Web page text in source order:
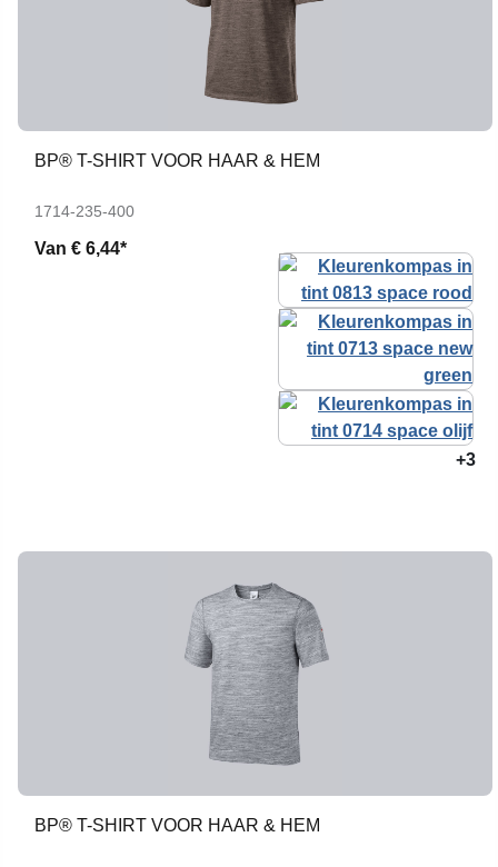
BP® T-SHIRT VOOR HAAR & HEM
1714-235-400
Van € 6,44*
+3
BP® T-SHIRT VOOR HAAR & HEM